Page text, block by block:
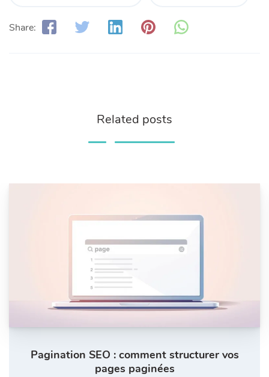
Share:
Related posts
Pagination SEO : comment structurer vos
pages paginées